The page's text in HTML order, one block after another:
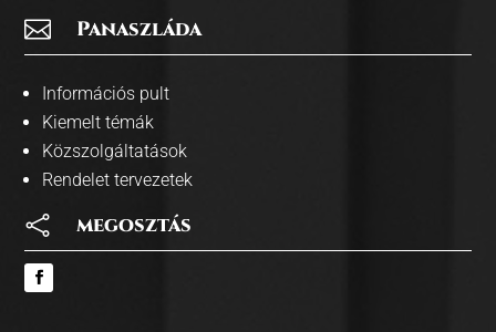
 Panaszláda
Információs pult
Kiemelt témák
Közszolgáltatások
Rendelet tervezetek
 megosztás